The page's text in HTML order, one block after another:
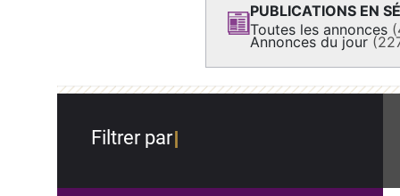
PUBLICATIONS EN
Toutes les annonces
Annonces du jour
Filtrer par